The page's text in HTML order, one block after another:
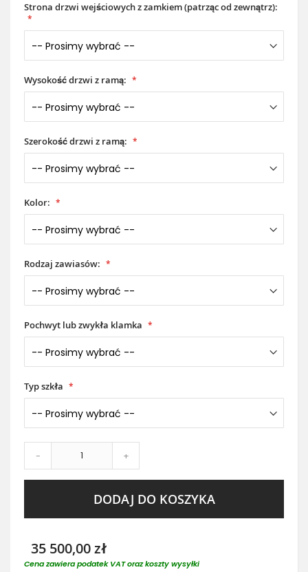
Strona drzwi wejściowych z zamkiem (patrząc od zewnątrz):
Wysokość drzwi z ramą:
Szerokość drzwi z ramą:
Kolor:
Rodzaj zawiasów:
Pochwyt lub zwykła klamka
Typ szkła
- +
DODAJ DO KOSZYKA
35 500,00 zł
Cena zawiera podatek VAT oraz koszty wysyłki